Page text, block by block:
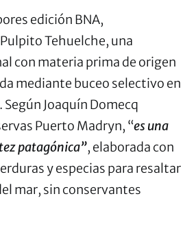
edición BNA,
Tehuelche, una
con materia prima de origen
mediante buceo selectivo en
Según Joaquín Domecq
Puerto Madryn, “es una
patagónica”, elaborada con
y especias para resaltar
mar, sin conservantes